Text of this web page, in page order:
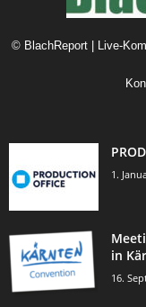
© BlachReport | Live-
1.
in
16.